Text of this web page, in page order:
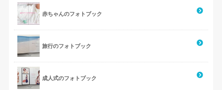
赤ちゃんのフォトブック
旅行のフォトブック
成人式のフォトブック